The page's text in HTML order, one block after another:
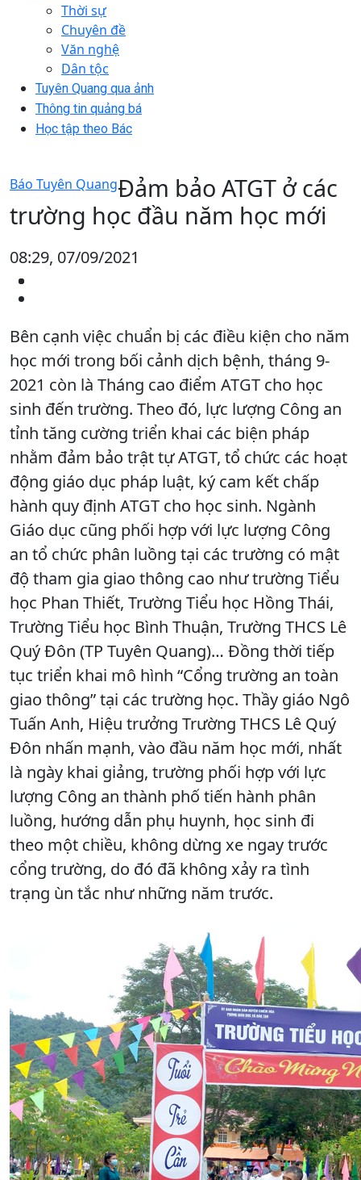
Thời sự
Chuyên đề
Văn nghệ
Dân tộc
Tuyên Quang qua ảnh
Thông tin quảng bá
Học tập theo Bác
Báo Tuyên QuangĐảm bảo ATGT ở các
trường học đầu năm học mới
08:29, 07/09/2021
Bên cạnh việc chuẩn bị các điều kiện cho năm
học mới trong bối cảnh dịch bệnh, tháng 9-
2021 còn là Tháng cao điểm ATGT cho học
sinh đến trường. Theo đó, lực lượng Công an
tỉnh tăng cường triển khai các biện pháp
nhằm đảm bảo trật tự ATGT, tổ chức các hoạt
động giáo dục pháp luật, ký cam kết chấp
hành quy định ATGT cho học sinh. Ngành
Giáo dục cũng phối hợp với lực lượng Công
an tổ chức phân luồng tại các trường có mật
độ tham gia giao thông cao như trường Tiểu
học Phan Thiết, Trường Tiểu học Hồng Thái,
Trường Tiểu học Bình Thuận, Trường THCS Lê
Quý Đôn (TP Tuyên Quang)… Đồng thời tiếp
tục triển khai mô hình “Cổng trường an toàn
giao thông” tại các trường học. Thầy giáo Ngô
Tuấn Anh, Hiệu trưởng Trường THCS Lê Quý
Đôn nhấn mạnh, vào đầu năm học mới, nhất
là ngày khai giảng, trường phối hợp với lực
lượng Công an thành phố tiến hành phân
luồng, hướng dẫn phụ huynh, học sinh đi
theo một chiều, không dừng xe ngay trước
cổng trường, do đó đã không xảy ra tình
trạng ùn tắc như những năm trước.